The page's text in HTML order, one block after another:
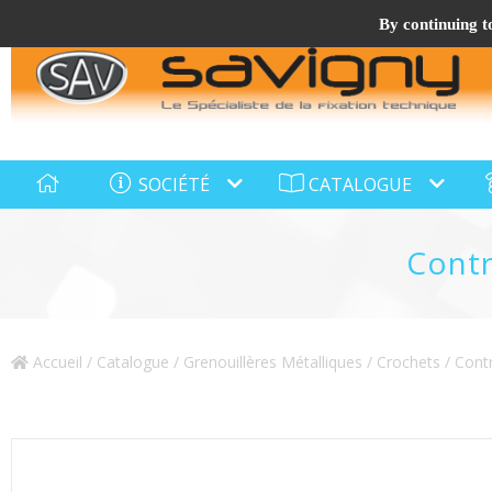
SOCIÉTÉ CATALOGUE
Accueil / Catalogue / Grenouillères Métalliques / Crochets /
By continuing